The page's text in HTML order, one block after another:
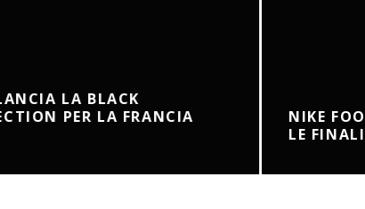
NIKE FOOTBALLX WINNER STAYS,
LE FINALI 2016 A PARIGI